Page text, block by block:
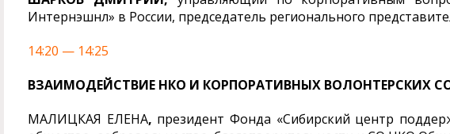
Интернэшнл» в России, председатель регионального
14:20 — 14:25
ВЗАИМОДЕЙСТВИЕ НКО И КОРПОРАТИВНЫХ ВОЛОНТЕРСКИХ
МАЛИЦКАЯ ЕЛЕНА, президент Фонда «Сибирский центр